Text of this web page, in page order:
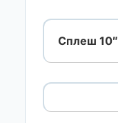
Сплеш 10″